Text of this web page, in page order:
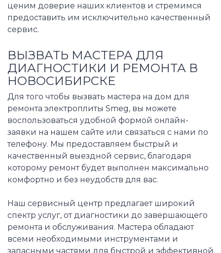
ценим доверие наших клиентов и стремимся
предоставить им исключительно качественный
сервис.
ВЫЗВАТЬ МАСТЕРА ДЛЯ
ДИАГНОСТИКИ И РЕМОНТА В
НОВОСИБИРСКЕ
Для того чтобы вызвать мастера на дом для
ремонта электроплиты Smeg, вы можете
воспользоваться удобной формой онлайн-
заявки на нашем сайте или связаться с нами по
телефону. Мы предоставляем быстрый и
качественный выездной сервис, благодаря
которому ремонт будет выполнен максимально
комфортно и без неудобств для вас.
Наш сервисный центр предлагает широкий
спектр услуг, от диагностики до завершающего
ремонта и обслуживания. Мастера обладают
всеми необходимыми инструментами и
запасными частями для быстрой и эффективной